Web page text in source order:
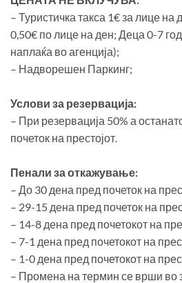
– Туристичка такса 1€ за лице
0,50€ по лице на ден; Деца 0-7
наплаќа во агенција);
– Надворешен Паркинг;
Услови за резервација:
– При резервација 50% а
почеток на престојот.
Пенали за откажување:
– До 30 дена пред почеток на
– 29-15 дена пред почеток на
– 14-8 дена пред почетокот на
– 7-1 дена пред почетокот на
– 1-0 дена пред почетокот на
– Промена на термин се врши во